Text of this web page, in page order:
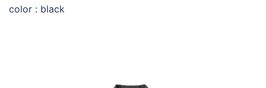
color : black